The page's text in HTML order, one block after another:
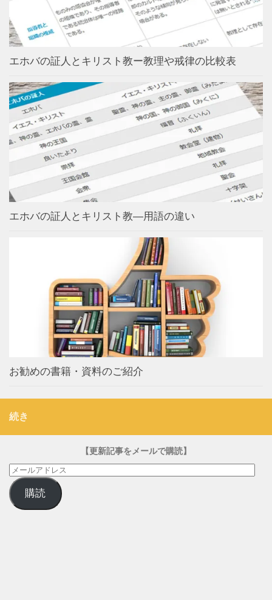
エホバの証人とキリスト教ー教理や戒律の比較表
エホバの証人とキリスト教―用語の違い
お勧めの書籍・資料のご紹介
続き
【更新記事をメールで購読】
メ
ー
ル
購読